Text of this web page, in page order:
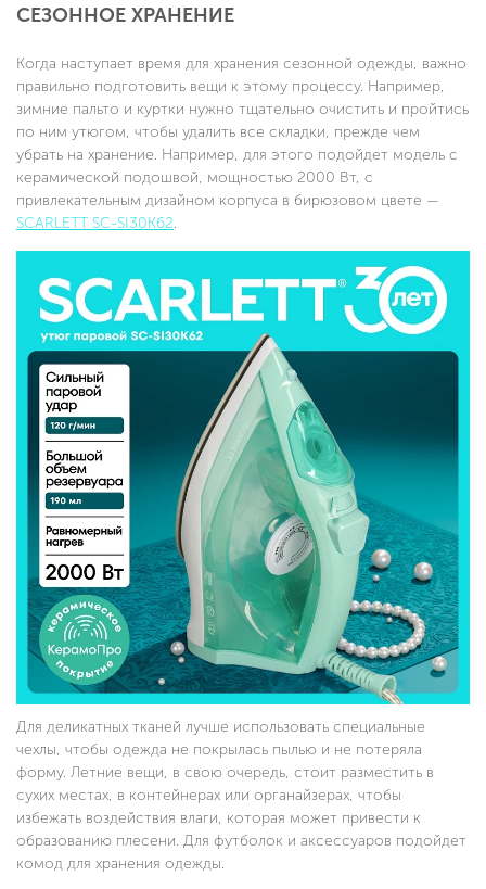
СЕЗОННОЕ ХРАНЕНИЕ
Когда наступает время для хранения сезонной одежды, важно
правильно подготовить вещи к этому процессу. Например,
зимние пальто и куртки нужно тщательно очистить и пройтись
по ним утюгом, чтобы удалить все складки, прежде чем
убрать на хранение. Например, для этого подойдет модель с
керамической подошвой, мощностью 2000 Вт, с
привлекательным дизайном корпуса в бирюзовом цвете —
SCARLETT SC-SI30K62.
Для деликатных тканей лучше использовать специальные
чехлы, чтобы одежда не покрылась пылью и не потеряла
форму. Летние вещи, в свою очередь, стоит разместить в
сухих местах, в контейнерах или органайзерах, чтобы
избежать воздействия влаги, которая может привести к
образованию плесени. Для футболок и аксессуаров подойдет
комод для хранения одежды.